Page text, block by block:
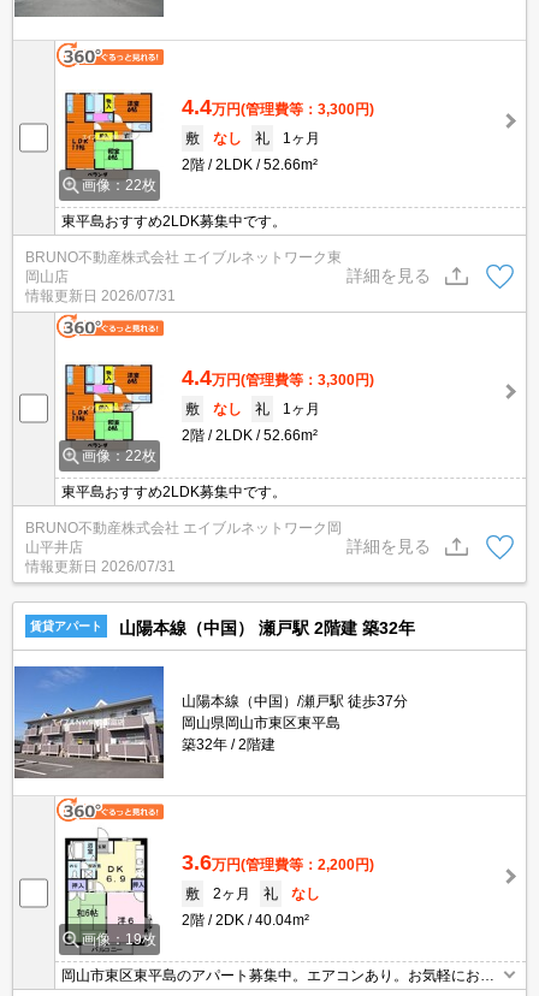
画像：22枚
4.4万円(管理費等：3,300円)
敷
なし 礼
1ヶ月
2階
2LDK 52.66m²
東平島おすすめ2LDK募集中です。
BRUNO不動産株式会社 エイブルネットワーク東
岡山店
情報更新日 2026/07/31
詳細を見る
画像：22枚
4.4万円(管理費等：3,300円)
敷
なし 礼
1ヶ月
2階
2LDK 52.66m²
東平島おすすめ2LDK募集中です。
BRUNO不動産株式会社 エイブルネットワーク岡
山平井店
情報更新日 2026/07/31
詳細を見る
賃貸アパート 山陽本線（中国） 瀬戸駅 2階建 築32年
山陽本線（中国）/瀬戸駅 徒歩37分
岡山県岡山市東区東平島
築32年
2階建
画像：19枚
3.6万円(管理費等：2,200円)
敷
2ヶ月 礼
なし
2階
2DK 40.04m²
岡山市東区東平島のアパート募集中。エアコンあり。お気軽にお問